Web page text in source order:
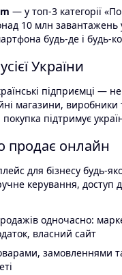
— у топ-3 категорії
10 млн завантажень
будь-де і будь-
України
підприємці —
магазини, виробники
підтримує
продає онлайн
для бізнесу будь-
керування, доступ
одночасно:
власний сайт
замовленнями